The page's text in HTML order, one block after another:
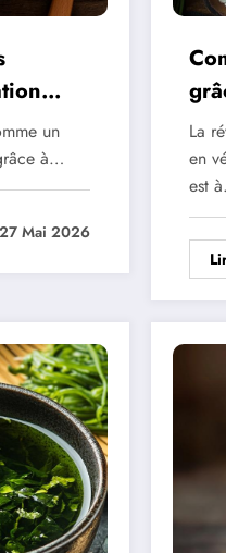
un
à…
27 Mai 2026
La
en
est